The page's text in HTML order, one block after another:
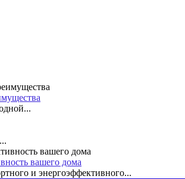
вашего дома
и энергоэффективного...